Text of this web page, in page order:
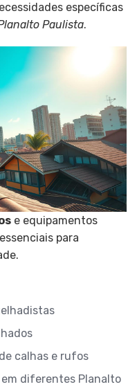
específicas
Paulista.
e equipamentos
para
calhas e rufos
diferentes Planalto